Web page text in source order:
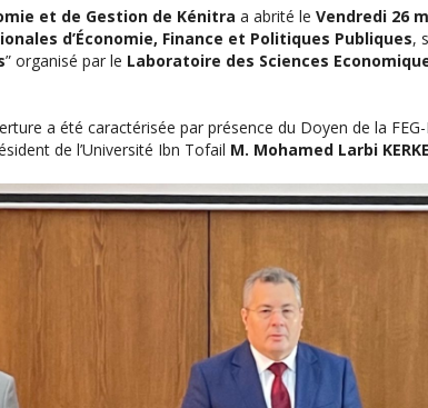
et de Gestion de Kénitra a abrité le Vendredi 26
d’Économie, Finance et Politiques Publiques,
” organisé par le Laboratoire des Sciences
a été caractérisée par présence du Doyen de la
de l’Université Ibn Tofail M. Mohamed Larbi